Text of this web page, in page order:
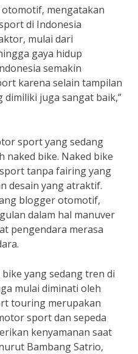
otomotif, mengatakan
di Indonesia
mulai dari
gaya hidup
semakin
karena selain tampilan
juga sangat baik,”
sport yang sedang
naked bike. Naked bike
tanpa fairing yang
desain yang atraktif.
blogger otomotif,
dalam hal manuver
pengendara merasa
yang sedang tren di
mulai diminati oleh
touring merupakan
sport dan sepeda
kenyamanan saat
Bambang Satrio,